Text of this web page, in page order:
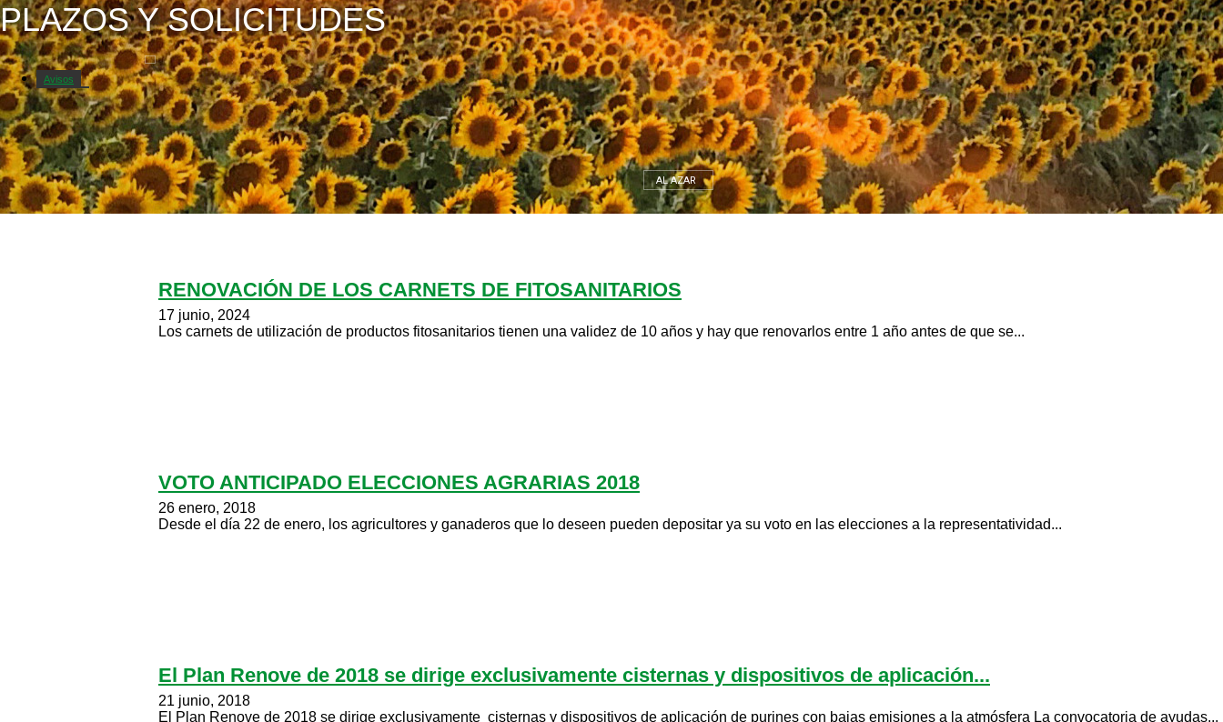
PLAZOS Y SOLICITUDES
Avisos
Catastro
Circulares
Circulares y modelos
Cursos y jornadas
AL AZAR
RENOVACIÓN DE LOS CARNETS DE FITOSANITARIOS
17 junio, 2024
Los carnets de utilización de productos fitosanitarios tienen una validez de 10 años y hay que renovarlos entre 1 año antes de que se...
VOTO ANTICIPADO ELECCIONES AGRARIAS 2018
26 enero, 2018
Desde el día 22 de enero, los agricultores y ganaderos que lo deseen pueden depositar ya su voto en las elecciones a la representatividad...
El Plan Renove de 2018 se dirige exclusivamente cisternas y dispositivos de aplicación...
21 junio, 2018
El Plan Renove de 2018 se dirige exclusivamente cisternas y dispositivos de aplicación de purines con bajas emisiones a la atmósfera La convocatoria de ayudas...